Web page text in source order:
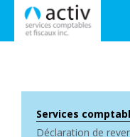
Services
Déclaration de